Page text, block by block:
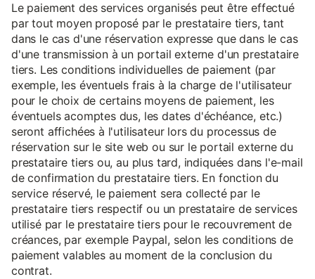
Le paiement des services organisés peut être effectué
par tout moyen proposé par le prestataire tiers, tant
dans le cas d'une réservation expresse que dans le cas
d'une transmission à un portail externe d'un prestataire
tiers. Les conditions individuelles de paiement (par
exemple, les éventuels frais à la charge de l'utilisateur
pour le choix de certains moyens de paiement, les
éventuels acomptes dus, les dates d'échéance, etc.)
seront affichées à l'utilisateur lors du processus de
réservation sur le site web ou sur le portail externe du
prestataire tiers ou, au plus tard, indiquées dans l'e-mail
de confirmation du prestataire tiers. En fonction du
service réservé, le paiement sera collecté par le
prestataire tiers respectif ou un prestataire de services
utilisé par le prestataire tiers pour le recouvrement de
créances, par exemple Paypal, selon les conditions de
paiement valables au moment de la conclusion du
contrat.